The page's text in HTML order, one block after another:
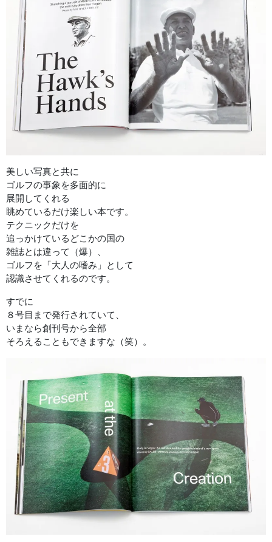
美しい写真と共に
ゴルフの事象を多面的に
展開してくれる
眺めているだけ楽しい本です。
テクニックだけを
追っかけているどこかの国の
雑誌とは違って（爆）、
ゴルフを「大人の嗜み」として
認識させてくれるのです。
すでに
８号目まで発行されていて、
いまなら創刊号から全部
そろえることもできますな（笑）。